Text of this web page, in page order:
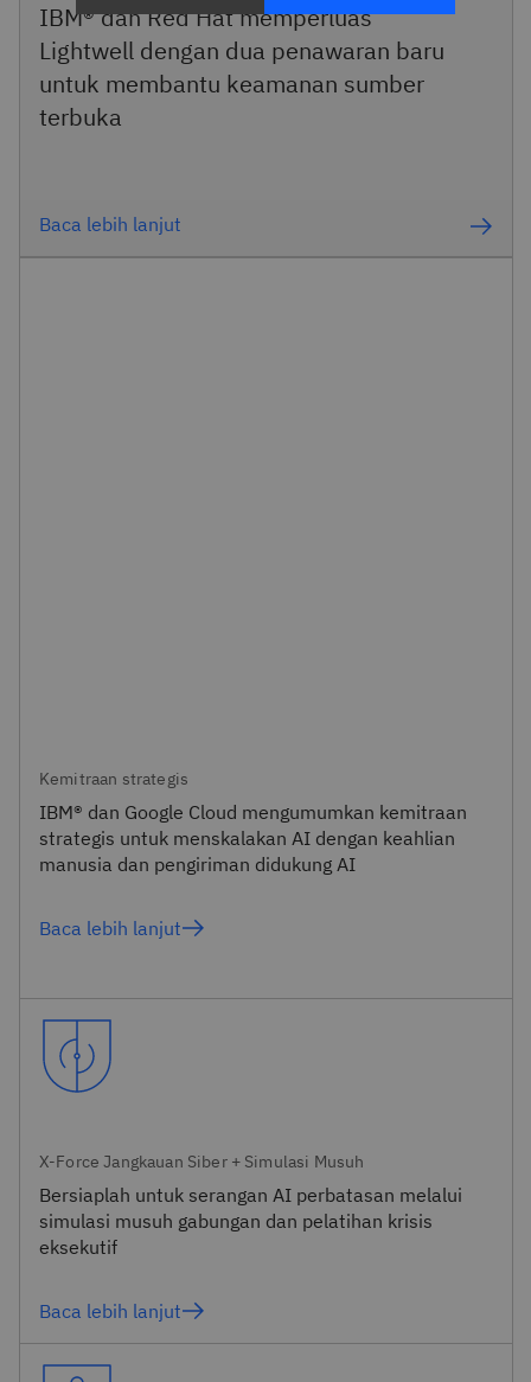
IBM® dan Red Hat memperluas
Lightwell dengan dua penawaran baru
untuk membantu keamanan sumber
terbuka
Baca lebih lanjut
Kemitraan strategis
IBM® dan Google Cloud mengumumkan kemitraan
strategis untuk menskalakan AI dengan keahlian
manusia dan pengiriman didukung AI
Baca lebih lanjut
X-Force Jangkauan Siber + Simulasi Musuh
Bersiaplah untuk serangan AI perbatasan melalui
simulasi musuh gabungan dan pelatihan krisis
eksekutif
Baca lebih lanjut